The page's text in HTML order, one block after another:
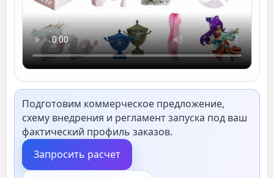
Подготовим коммерческое предложение,
схему внедрения и регламент запуска под ваш
фактический профиль заказов.
Запросить расчет